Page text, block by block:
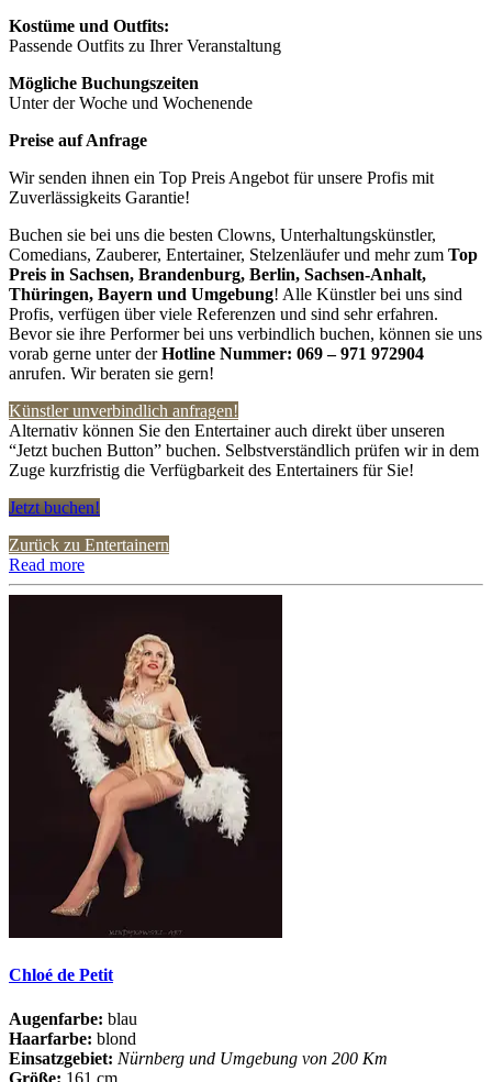
Kostüme und Outfits:
Passende Outfits zu Ihrer Veranstaltung
Mögliche Buchungszeiten
Unter der Woche und Wochenende
Preise auf Anfrage
Wir senden ihnen ein Top Preis Angebot für unsere Profis mit
Zuverlässigkeits Garantie!
Buchen sie bei uns die besten Clowns, Unterhaltungskünstler,
Comedians, Zauberer, Entertainer, Stelzenläufer und mehr zum Top
Preis in Sachsen, Brandenburg, Berlin, Sachsen-Anhalt,
Thüringen, Bayern und Umgebung! Alle Künstler bei uns sind
Profis, verfügen über viele Referenzen und sind sehr erfahren.
Bevor sie ihre Performer bei uns verbindlich buchen, können sie uns
vorab gerne unter derHotline Nummer: 069 – 971 972904
anrufen. Wir beraten sie gern!
Künstler unverbindlich anfragen!
Alternativ können Sie den Entertainer auch direkt über unseren
“Jetzt buchen Button” buchen. Selbstverständlich prüfen wir in dem
Zuge kurzfristig die Verfügbarkeit des Entertainers für Sie!
Jetzt buchen!
Zurück zu Entertainern
Read more
Chloé de Petit
Augenfarbe: blau
Haarfarbe: blond
Einsatzgebiet: Nürnberg und Umgebung von 200 Km
Größe: 161 cm